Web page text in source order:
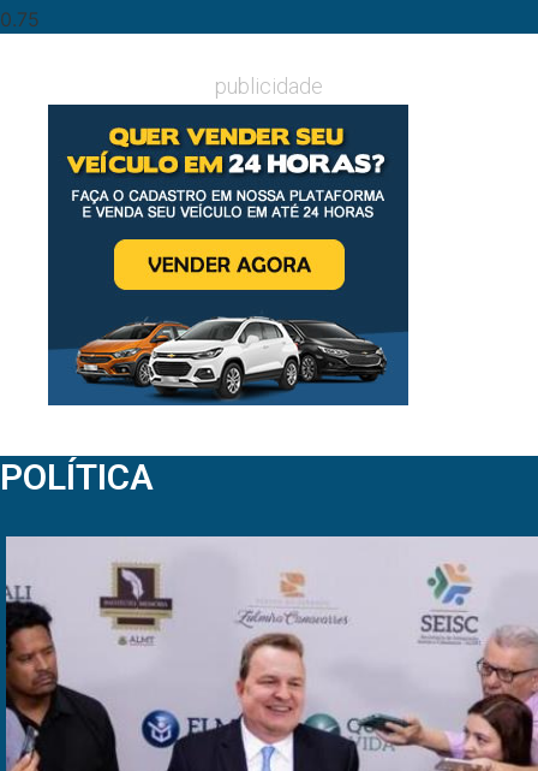
publicidade
POLÍTICA